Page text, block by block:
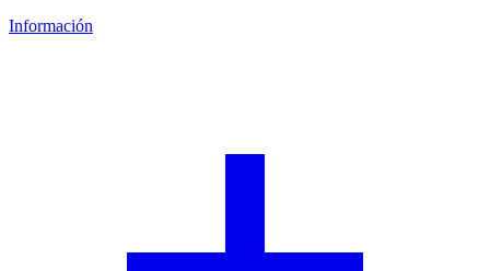
Información